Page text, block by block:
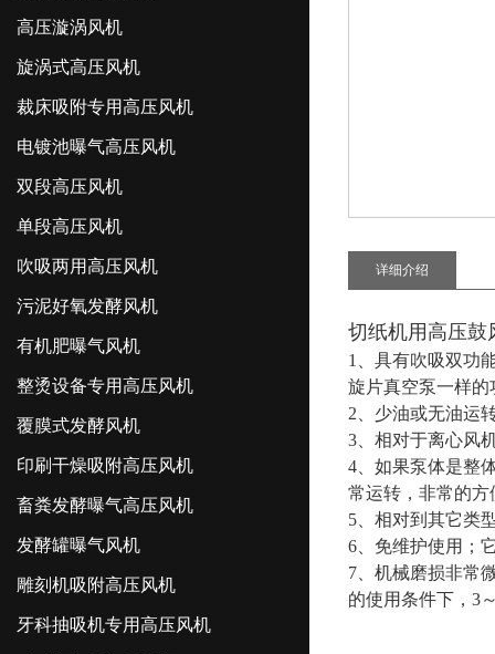
高压漩涡风机
旋涡式高压风机
裁床吸附专用高压风机
电镀池曝气高压风机
双段高压风机
单段高压风机
吹吸两用高压风机
污泥好氧发酵风机
有机肥曝气风机
整烫设备专用高压风机
覆膜式发酵风机
印刷干燥吸附高压风机
畜粪发酵曝气高压风机
发酵罐曝气风机
雕刻机吸附高压风机
牙科抽吸机专用高压风机
详细介绍
切纸机用高压鼓
1、具有吹吸双功
旋片真空泵一样的
2、少油或无油运
3、相对于离心风
4、如果泵体是整
常运转，非常的
5、相对到其它类
6、免维护使用；
7、机械磨损非常
的使用条件下，3